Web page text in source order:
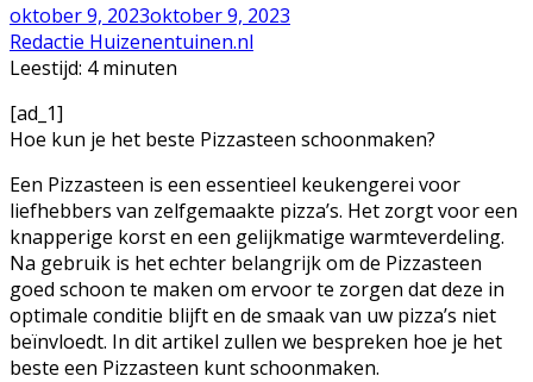
oktober 9, 2023oktober 9, 2023
Redactie Huizenentuinen.nl
Leestijd: 4 minuten
[ad_1]
Hoe kun je het beste Pizzasteen schoonmaken?
Een Pizzasteen is een essentieel keukengerei voor
liefhebbers van zelfgemaakte pizza’s. Het zorgt voor een
knapperige korst en een gelijkmatige warmteverdeling.
Na gebruik is het echter belangrijk om de Pizzasteen
goed schoon te maken om ervoor te zorgen dat deze in
optimale conditie blijft en de smaak van uw pizza’s niet
beïnvloedt. In dit artikel zullen we bespreken hoe je het
beste een Pizzasteen kunt schoonmaken.